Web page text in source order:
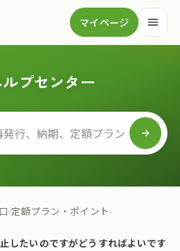
マイページ
プセンター
›定額プラン・ポイント›
したいのですがどうすればよいです